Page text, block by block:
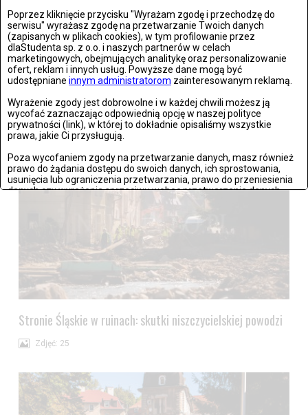
Poprzez kliknięcie przycisku "Wyrażam zgodę i przechodzę do
serwisu" wyrażasz zgodę na przetwarzanie Twoich danych
(zapisanych w plikach cookies), w tym profilowanie przez
dlaStudenta sp. z o.o. i naszych partnerów w celach
marketingowych, obejmujących analitykę oraz personalizowanie
ofert, reklam i innych usług. Powyższe dane mogą być
udostępniane innym administratorom zainteresowanym reklamą.
Wyrażenie zgody jest dobrowolne i w każdej chwili możesz ją
wycofać zaznaczając odpowiednią opcję w naszej polityce
prywatności (link), w której to dokładnie opisaliśmy wszystkie
prawa, jakie Ci przysługują.
Poza wycofaniem zgody na przetwarzanie danych, masz również
prawo do żądania dostępu do swoich danych, ich sprostowania,
usunięcia lub ograniczenia przetwarzania, prawo do przeniesienia
danych czy wyrażenia sprzeciwu wobec przetwarzania danych.
ustawień zaawansowanych
Wyrażam zgodę i przechodzę do serwisu
Wrocław: Romeo i Julia - próba prasowa we wrocławskim
Teatrze Capitol
Zdjęć: 26
Stronie Śląskie w ruinach: skutki niszczycielskiej powodzi
Zdjęć: 25